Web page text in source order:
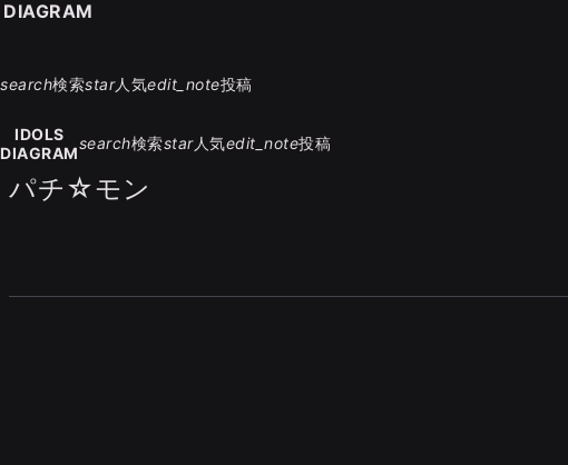
search検索star人気edit_note投稿
IDOLS
DIAGRAM
search検索star人気edit_note投稿
パチ☆モン